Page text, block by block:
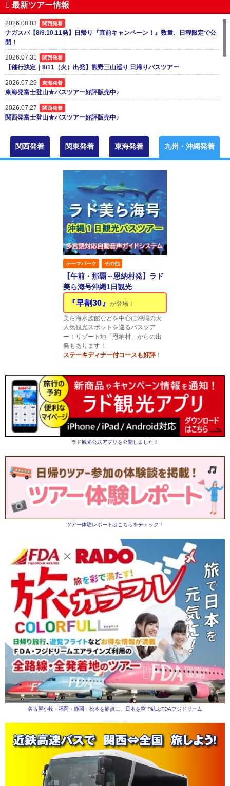
最新ツアー情報
2026.08.03 関西発着
ナガスパ【8/9.10.11発】日帰り『直前キャンペーン！』数量、日程限定で公
開！
2026.07.31 関西発着
【催行決定｜8/11（火）出発】熊野三山巡り 日帰りバスツアー
2026.07.29 東海発着
東海発富士登山★バスツアー好評販売中♪
2026.07.27 関西発着
関西発富士登山★バスツアー好評販売中♪
豊川稲荷御開帳・特別参拝と豊橋三河手筒花火 日帰りバスツアー
2026.07.11 東海発着
薬膳料理の昼食と英国式庭園ローザンベリー多和田 日帰りバスツアー
御在所岳と松茸づくしの近江牛すき焼き 日帰りバスツアー
千畳敷カールハイキング 日帰りバスツアー
恐竜博物館とそば打ち体験 日帰りバスツアー
関西発着 関東発着 東海発着 九州・沖縄発着
テーマパーク その他
【午前・那覇～恩納村発】ラド
美ら海号沖縄1日観光
『早割30』が登場！
美ら海水族館などを中心に沖縄の大
人気観光スポットを巡るバスツア
ー！リゾート地「恩納村」からの出
発もあります！
ステーキディナー付コースも好評 ！
ラド観光公式アプリを公開しました！
ツアー体験レポートはこちらをチェック！
名古屋小牧・福岡・静岡・松本を拠点に、日本を空で結ぶFDAフジドリーム